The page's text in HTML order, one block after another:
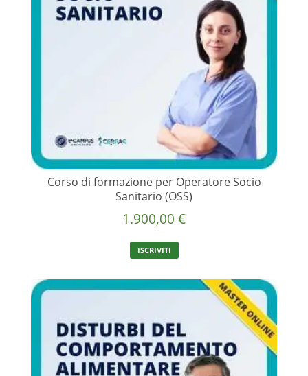
Corso di formazione per Operatore Socio
Sanitario (OSS)
1.900,00 €
ISCRIVITI